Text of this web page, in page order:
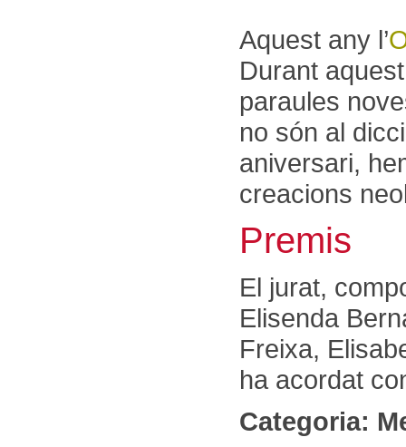
Aquest any l’
Durant
paraules
no són al
aniversari,
creacions
Premis
El jurat,
Elisenda
Freixa,
ha acordat
Categoria: